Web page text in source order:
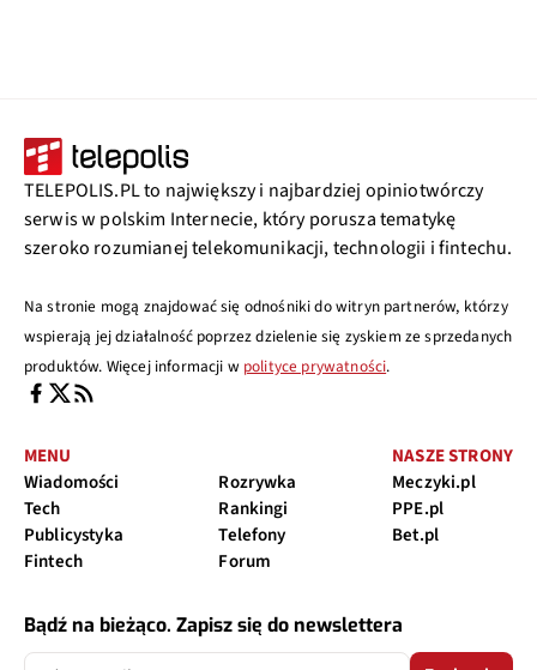
TELEPOLIS.PL to największy i najbardziej opiniotwórczy
serwis w polskim Internecie, który porusza tematykę
szeroko rozumianej telekomunikacji, technologii i fintechu.
Na stronie mogą znajdować się odnośniki do witryn partnerów, którzy
wspierają jej działalność poprzez dzielenie się zyskiem ze sprzedanych
produktów. Więcej informacji w polityce prywatności.
MENU
Wiadomości
Tech
Publicystyka
Fintech
Rozrywka
Rankingi
Telefony
Forum
NASZE STRONY
Meczyki.pl
PPE.pl
Bet.pl
Bądź na bieżąco. Zapisz się do newslettera